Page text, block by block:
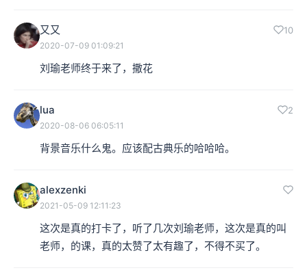
又又 10
2020-07-09 01:09:21
刘瑜老师终于来了，撒花
lua 2
2020-08-06 06:05:11
背景音乐什么鬼。应该配古典乐的哈哈哈。
alexzenki
2021-05-09 12:11:23
这次是真的打卡了，听了几次刘瑜老师，这次是真的叫
老师，的课，真的太赞了太有趣了，不得不买了。